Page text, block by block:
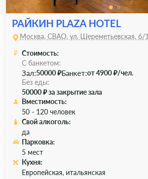
РАЙКИН PLAZA HOTEL
Москва, СВАО, ул. Шереметьевская, 6/1
Стоимость:
С банкетом:
Зал:50000 ₽Банкет:от 4900 ₽/чел.
Без еды:
50000 ₽ за закрытие зала
Вместимость:
50 - 120 человек
Свой алкоголь:
да
Парковка:
5 мест
Кухня:
Европейская, итальянская